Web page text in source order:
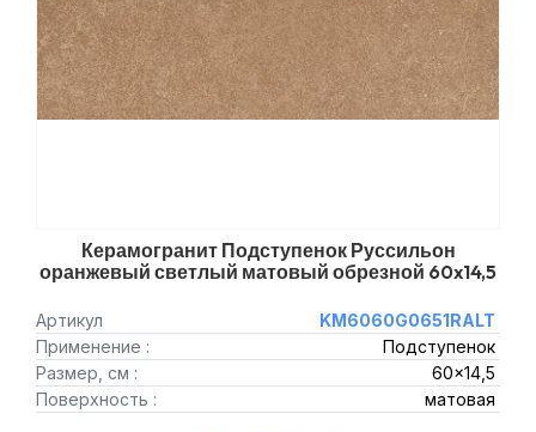
Керамогранит Подступенок Руссильон
оранжевый светлый матовый обрезной 60x14,5
Артикул
KM6060G0651RALT
Применение :
Подступенок
Размер, см :
60x14,5
Поверхность :
матовая